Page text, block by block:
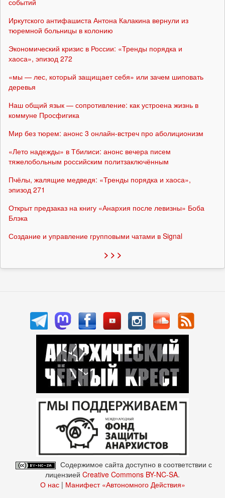
событий
Иркутского антифашиста Антона Калакина вернули из
тюремной больницы в колонию
Экономический кризис в России: «Тренды порядка и
хаоса», эпизод 272
«мы — лес, который защищает себя» или зачем шиповать
деревья
Наш общий язык — сопротивление: как устроена жизнь в
коммуне Просфигика
Мир без тюрем: анонс 3 онлайн-встреч про аболиционизм
«Лето надежды» в Тбилиси: анонс вечера писем
тяжелобольным российским политзаключённым
Пчёлы, жалящие медведя: «Тренды порядка и хаоса»,
эпизод 271
Открыт предзаказ на книгу «Анархия после левизны» Боба
Блэка
Создание и управление групповыми чатами в Signal
> > >
Содержимое сайта доступно в соответствии с
лицензией Creative Commons BY-NC-SA.
О нас| Манифест «Автономного Действия»